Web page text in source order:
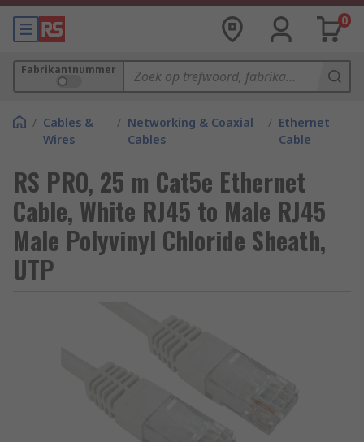
0
Fabrikantnummer
/ Cables &
Wires
/ Networking & Coaxial
Cables
/ Ethernet
Cable
RS PRO, 25 m Cat5e Ethernet
Cable, White RJ45 to Male RJ45
Male Polyvinyl Chloride Sheath,
UTP